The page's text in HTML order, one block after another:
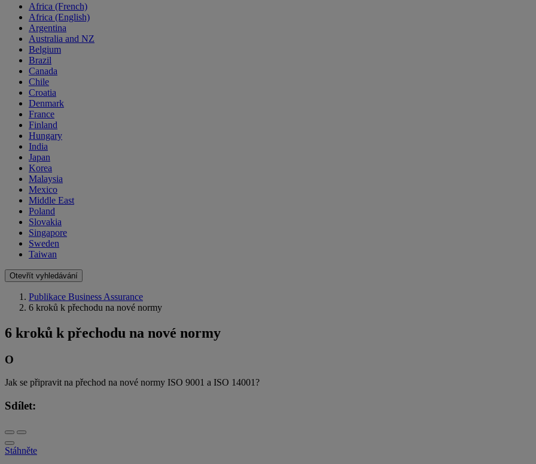
Africa (French)
Africa (English)
Argentina
Australia and NZ
Belgium
Brazil
Canada
Chile
Croatia
Denmark
France
Finland
Hungary
India
Japan
Korea
Malaysia
Mexico
Middle East
Poland
Slovakia
Singapore
Sweden
Taiwan
Otevřít vyhledávání
Publikace Business Assurance
6 kroků k přechodu na nové normy
6 kroků k přechodu na nové normy
O
Jak se připravit na přechod na nové normy ISO 9001 a ISO 14001?
Sdílet:
Stáhněte